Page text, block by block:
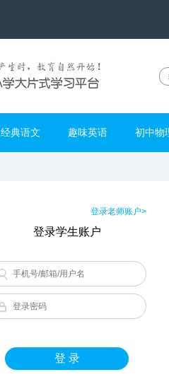
经典语文 趣味英语 初中物
登录老师账户>
登录学生账户
登 录